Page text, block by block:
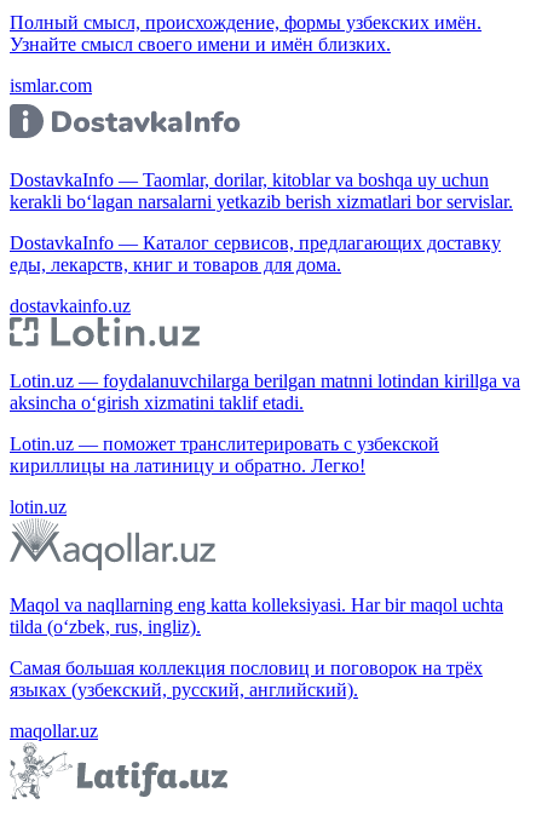
Полный смысл, происхождение, формы узбекских имён.
Узнайте смысл своего имени и имён близких.
ismlar.com
DostavkaInfo — Taomlar, dorilar, kitoblar va boshqa uy uchun
kerakli bo‘lagan narsalarni yetkazib berish xizmatlari bor servislar.
DostavkaInfo — Каталог сервисов, предлагающих доставку
еды, лекарств, книг и товаров для дома.
dostavkainfo.uz
Lotin.uz — foydalanuvchilarga berilgan matnni lotindan kirillga va
aksincha o‘girish xizmatini taklif etadi.
Lotin.uz — поможет транслитерировать с узбекской
кириллицы на латиницу и обратно. Легко!
lotin.uz
Maqol va naqllarning eng katta kolleksiyasi. Har bir maqol uchta
tilda (o‘zbek, rus, ingliz).
Самая большая коллекция пословиц и поговорок на трёх
языках (узбекский, русский, английский).
maqollar.uz